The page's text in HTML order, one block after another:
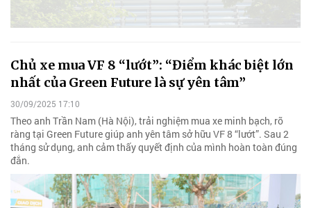
Chủ xe mua VF 8 “lướt”: “Điểm khác biệt lớn
nhất của Green Future là sự yên tâm”
30/09/2025 17:10
Theo anh Trần Nam (Hà Nội), trải nghiệm mua xe minh bạch, rõ
ràng tại Green Future giúp anh yên tâm sở hữu VF 8 “lướt”. Sau 2
tháng sử dụng, anh cảm thấy quyết định của mình hoàn toàn đúng
đắn.